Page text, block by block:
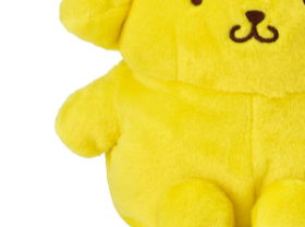
よくあるご質問